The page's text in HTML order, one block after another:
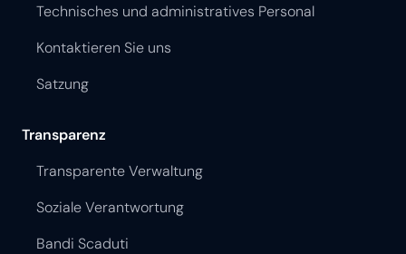
Technisches und administratives Personal
Kontaktieren Sie uns
Satzung
Transparenz
Transparente Verwaltung
Soziale Verantwortung
Bandi Scaduti